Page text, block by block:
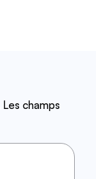
Les champs